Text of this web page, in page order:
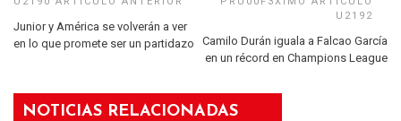
Junior y América se volverán a ver
en lo que promete ser un partidazo
Camilo Durán iguala a Falcao García
en un récord en Champions League
NOTICIAS RELACIONADAS